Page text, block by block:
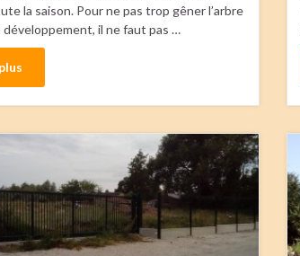
la saison. Pour ne pas trop gêner l’arbre
développement, il ne faut pas …